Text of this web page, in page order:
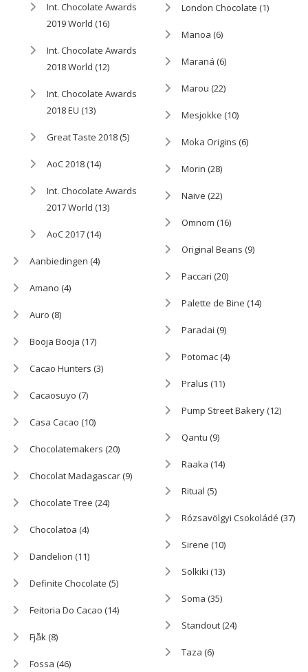
Int. Chocolate Awards
2019 World (16)
Int. Chocolate Awards
2018 World (12)
Int. Chocolate Awards
2018 EU (13)
Great Taste 2018(5)
AoC 2018(14)
Int. Chocolate Awards
2017 World (13)
AoC 2017(14)
Aanbiedingen (4)
Amano (4)
Auro (8)
Booja Booja (17)
Cacao Hunters (3)
Cacaosuyo (7)
Casa Cacao (10)
Chocolatemakers (20)
Chocolat Madagascar(9)
Chocolate Tree (24)
Chocolatoa (4)
Dandelion (11)
Definite Chocolate (5)
Feitoria Do Cacao (14)
Fjåk(8)
Fossa (46)
London Chocolate (1)
Manoa (6)
Maraná (6)
Marou (22)
Mesjokke (10)
Moka Origins (6)
Morin (28)
Naive (22)
Omnom (16)
Original Beans (9)
Paccari (20)
Palette de Bine (14)
Paradai (9)
Potomac(4)
Pralus (11)
Pump Street Bakery(12)
Qantu (9)
Raaka (14)
Ritual (5)
Rózsavölgyi Csokoládé (37)
Sirene (10)
Solkiki (13)
Soma (35)
Standout(24)
Taza (6)